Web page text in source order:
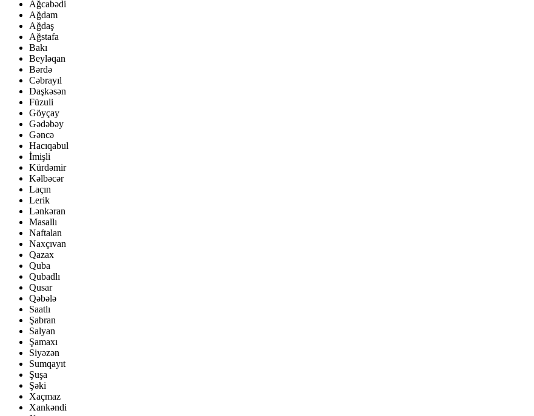
Ağcabədi
Ağdam
Ağdaş
Ağstafa
Bakı
Beyləqan
Bərdə
Cəbrayıl
Daşkəsən
Füzuli
Göyçay
Gədəbəy
Gəncə
Hacıqabul
İmişli
Kürdəmir
Kəlbəcər
Laçın
Lerik
Lənkəran
Masallı
Naftalan
Naxçıvan
Qazax
Quba
Qubadlı
Qusar
Qəbələ
Saatlı
Şabran
Salyan
Şamaxı
Siyəzən
Sumqayıt
Şuşa
Şəki
Xaçmaz
Xankəndi